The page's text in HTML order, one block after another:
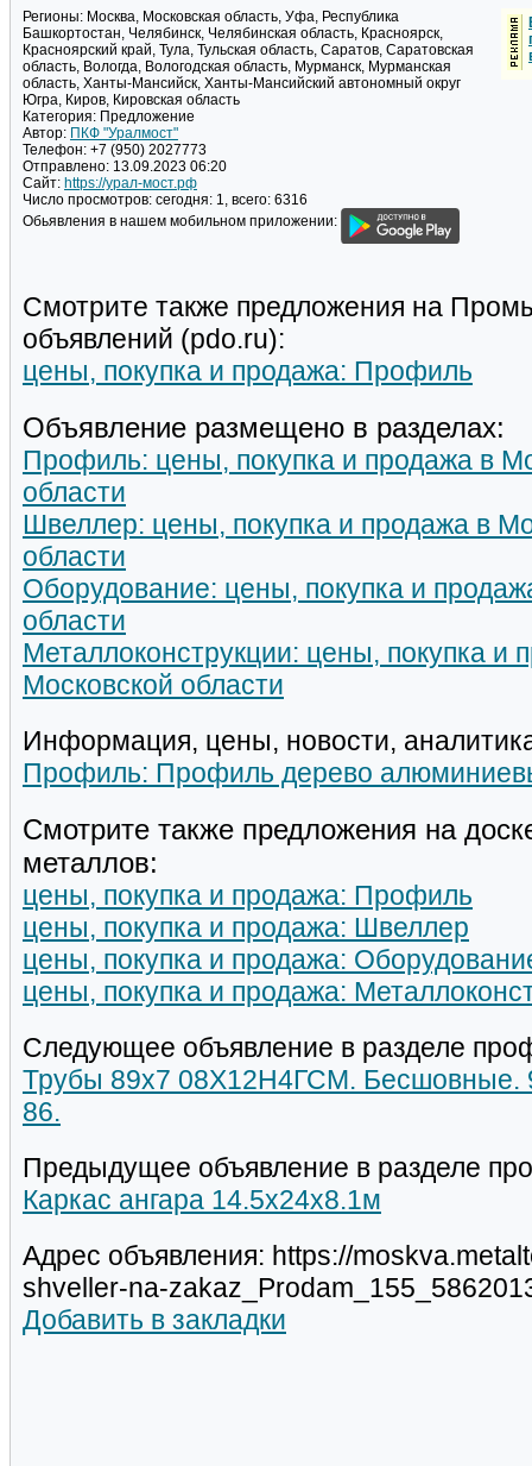
Регионы: Москва, Московская область, Уфа, Республика
Башкортостан, Челябинск, Челябинская область, Красноярск,
Красноярский край, Тула, Тульская область, Саратов, Саратовская
область, Вологда, Вологодская область, Мурманск, Мурманская
область, Ханты-Мансийск, Ханты-Мансийский автономный округ
Югра, Киров, Кировская область
Категория: Предложение
Автор: ПКФ "Уралмост"
Телефон: +7 (950) 2027773
Отправлено: 13.09.2023 06:20
Сайт: https://урал-мост.рф
Число просмотров: сегодня: 1, всего: 6316
Обьявления в нашем мобильном приложении:
Смотрите также предложения на
объявлений (pdo.ru):
цены, покупка и продажа: Профиль
Объявление размещено в разделах:
Профиль: цены, покупка и продажа в
области
Швеллер: цены, покупка и продажа в
области
Оборудование: цены, покупка и
области
Металлоконструкции: цены, покупка и
Московской области
Информация, цены, новости,
Профиль: Профиль дерево
Смотрите также предложения на
металлов:
цены, покупка и продажа: Профиль
цены, покупка и продажа: Швеллер
цены, покупка и продажа:
цены, покупка и продажа:
Следующее объявление в разделе
Трубы 89х7 08Х12Н4ГСМ. Бесшовные.
86.
Предыдущее объявление в разделе
Каркас ангара 14.5х24х8.1м
Адрес объявления: https://
shveller-na-
Добавить в закладки